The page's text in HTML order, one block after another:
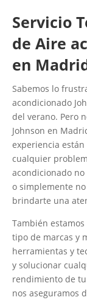
Servicio
de Aire
en
Sabemos lo
acondicionado
del verano. Pero
Johnson en
experiencia
cualquier
acondicionado
o simplemente
brindarte una
También
tipo de marcas y
herramientas y
y solucionar
rendimiento de
nos aseguramos